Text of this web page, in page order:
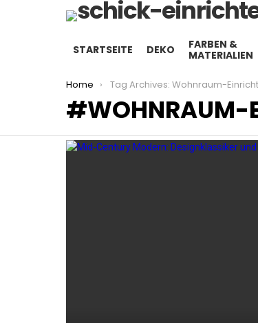
STARTSEITE DEKO
FARBEN &
MATERIALIEN
You are here:
Home Tag Archives: Wohnraum-
WOHNRAUM-
LATEST
STORIES